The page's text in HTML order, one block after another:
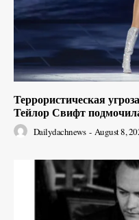
Террористическая
Тейлор Свифт
Dailydachnews - August 8,